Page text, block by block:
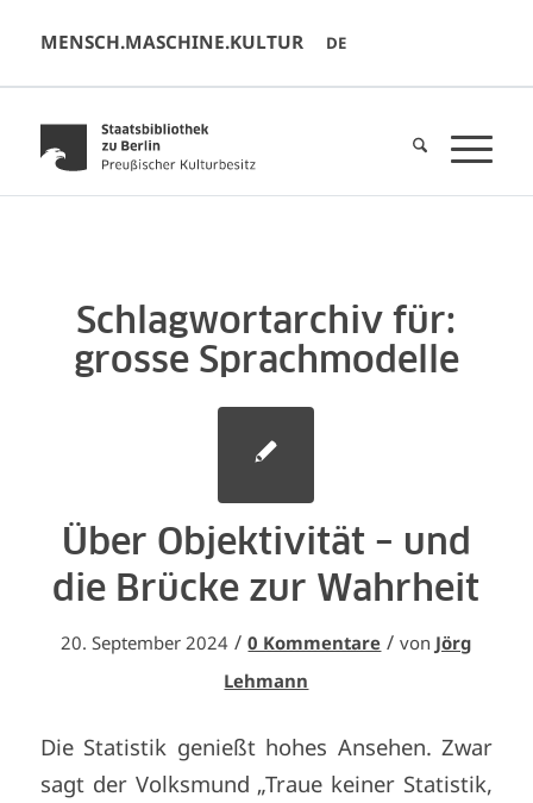
MENSCH.MASCHINE.KULTUR DE
Schlagwortarchiv für:
grosse Sprachmodelle
Über Objektivität – und
die Brücke zur Wahrheit
20. September 2024 / 0 Kommentare / von Jörg
Lehmann
Die Statistik genießt hohes Ansehen. Zwar
sagt der Volksmund „Traue keiner Statistik,